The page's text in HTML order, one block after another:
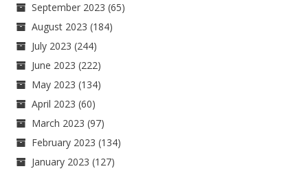
September 2023 (65)
August 2023 (184)
July 2023 (244)
June 2023 (222)
May 2023 (134)
April 2023 (60)
March 2023 (97)
February 2023 (134)
January 2023 (127)